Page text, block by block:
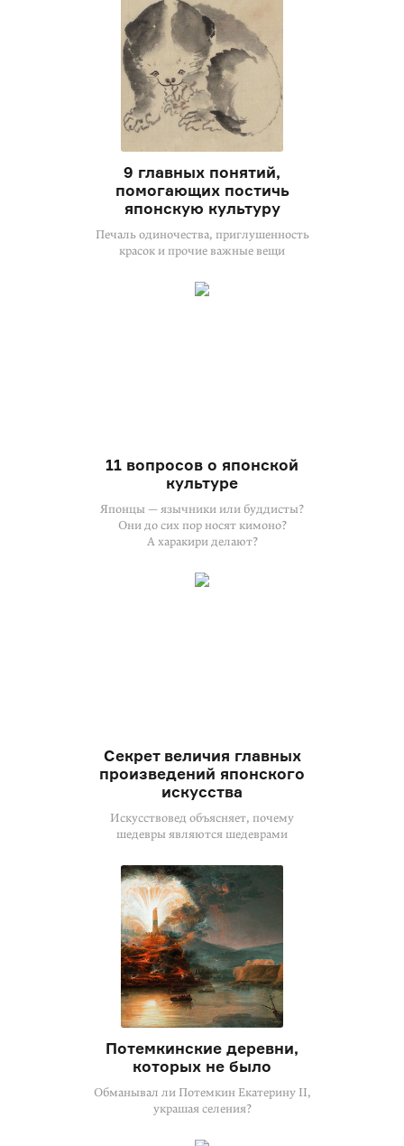
9 главных понятий,
помогающих постичь
японскую культуру
Печаль одиночества, приглушенность
красок и прочие важные вещи
11 вопросов о японской
культуре
Японцы — язычники или буддисты?
Они до сих пор носят кимоно?
А харакири делают?
Секрет величия главных
произведений японского
искусства
Искусствовед объясняет, почему
шедевры являются шедеврами
Потемкинские деревни,
которых не было
Обманывал ли Потемкин Екатерину II,
украшая селения?